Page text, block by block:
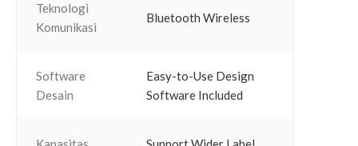
Teknologi
Komunikasi
Bluetooth Wireless
Software
Desain
Easy-to-Use Design
Software Included